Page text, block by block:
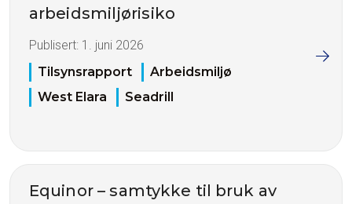
arbeidsmiljørisiko
Publisert: 1. juni 2026
Tilsynsrapport
Arbeidsmiljø
West Elara
Seadrill
Equinor – samtykke til bruk av